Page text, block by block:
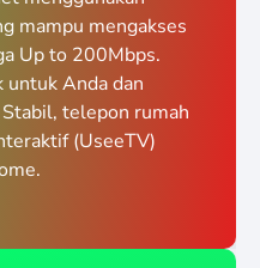
mampu mengakses
Up to 200Mbps.
Anda dan
telepon rumah
(UseeTV)